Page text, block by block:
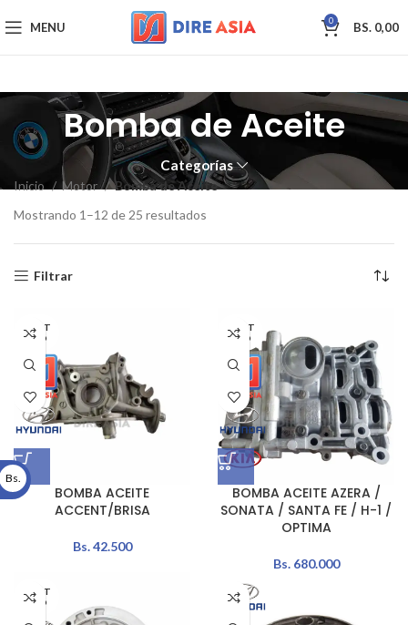
MENU 0 BS. 0,00
Bomba de Aceite
Categorías
Inicio Motor
Bomba de Aceite
Mostrando 1–12 de 25 resultados
Filtrar
AGOT
ADO
BOMBA ACEITE
ACCENT/BRISA
Bs.42.500
AGOT
ADO
BOMBA ACEITE AZERA /
SONATA / SANTA FE / H-1 /
OPTIMA
Bs.680.000
AGOT
ADO
Bs.